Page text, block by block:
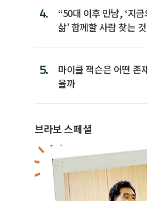
4.
“50대 이후 만남, ‘지금
삶’ 함께할 사람 찾는
5.
마이클 잭슨은 어떤 존
을까
브라보 스페셜